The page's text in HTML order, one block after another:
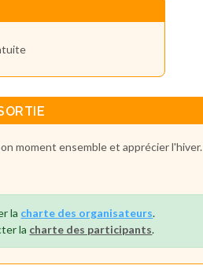
moment ensemble et apprécier l'hiver.
la charte des organisateurs.
la charte des participants.